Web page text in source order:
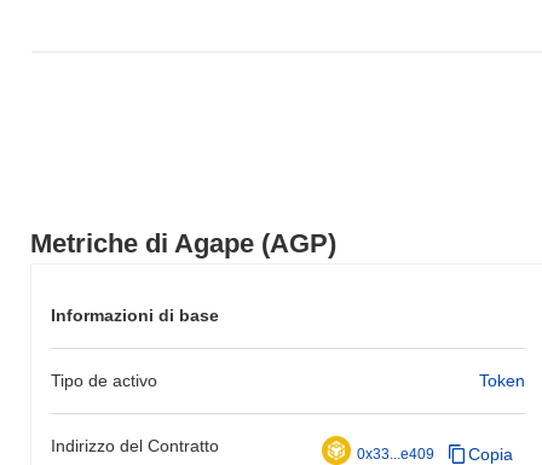
Metriche di Agape (AGP)
Informazioni di base
Tipo de activo Token
Indirizzo del Contratto 0x33...e409 Copia